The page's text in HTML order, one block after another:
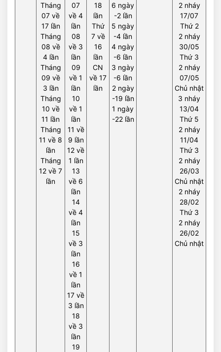
Tháng
07 về
17 lần
Tháng
08 về
4 lần
Tháng
09 về
3 lần
Tháng
10 về
11 lần
Tháng
11 về 8
lần
Tháng
12 về 7
lần
07
về 4
lần
08
về 3
lần
09
về 1
lần
10
về 1
lần
11 về
9 lần
12 về
1 lần
13
về 6
lần
14
về 4
lần
15
về 3
lần
16
về 1
lần
17 về
3 lần
18
về 3
lần
19
18
lần
Thứ
7 về
16
lần
CN
về 17
lần
6 ngày
-2 lần
5 ngày
-4 lần
4 ngày
-6 lần
3 ngày
-6 lần
2 ngày
-19 lần
1 ngày
-22 lần
2 nháy
17/07
Thứ 2
2 nháy
30/05
Thứ 3
2 nháy
07/05
Chủ nhật
3 nháy
13/04
Thứ 5
2 nháy
11/04
Thứ 3
2 nháy
26/03
Chủ nhật
2 nháy
28/02
Thứ 3
2 nháy
26/02
Chủ nhật